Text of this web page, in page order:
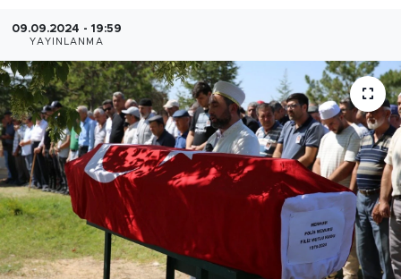
09.09.2024 - 19:59
YAYINLANMA
Bölge
Teknoloji
Magazin
Dünya
Sektör